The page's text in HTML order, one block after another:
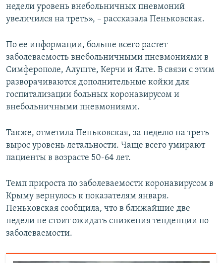
недели уровень внебольничных пневмоний
увеличился на треть», – рассказала Пеньковская.
По ее информации, больше всего растет
заболеваемость внебольничными пневмониями в
Симферополе, Алуште, Керчи и Ялте. В связи с этим
разворачиваются дополнительные койки для
госпитализации больных коронавирусом и
внебольничными пневмониями.
Также, отметила Пеньковская, за неделю на треть
вырос уровень летальности. Чаще всего умирают
пациенты в возрасте 50-64 лет.
Темп прироста по заболеваемости коронавирусом в
Крыму вернулось к показателям января.
Пеньковская сообщила, что в ближайшие две
недели не стоит ожидать снижения тенденции по
заболеваемости.